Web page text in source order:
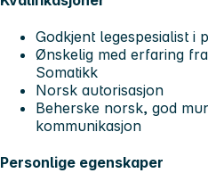
Godkjent legespesialist i
Ønskelig med erfaring
Somatikk
Norsk autorisasjon
Beherske norsk, god
kommunikasjon
Personlige egenskaper